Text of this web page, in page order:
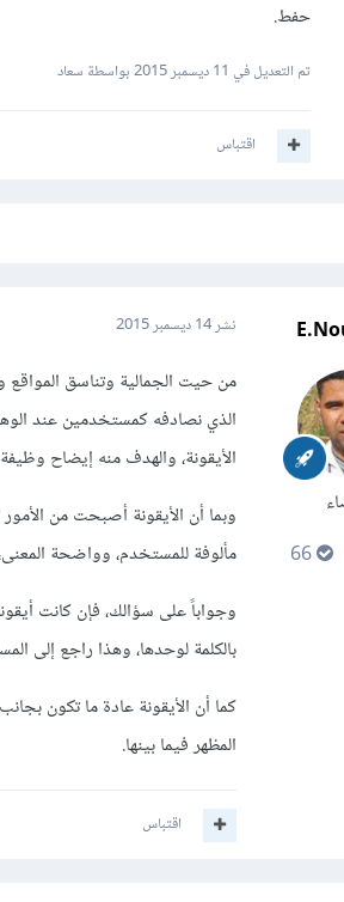
حفط.
تم التعديل في 11 ديسمبر 2015 بواسطة سعاد
اقتباس
نشر14 ديسمبر 2015
من حيت الجمالية وتناسق
الذي نصادفه كمستخدمين عند
الأيقونة، والهدف منه إيضاح وظيفة
وبما أن الأيقونة أصبحت من
مألوفة للمستخدم، وواضحة
وجواباً على سؤالك، فإن كانت
بالكلمة لوحدها، وهذا راجع إلى
كما أن الأيقونة عادة ما تكون
المظهر فيما بينها.
اقتباس